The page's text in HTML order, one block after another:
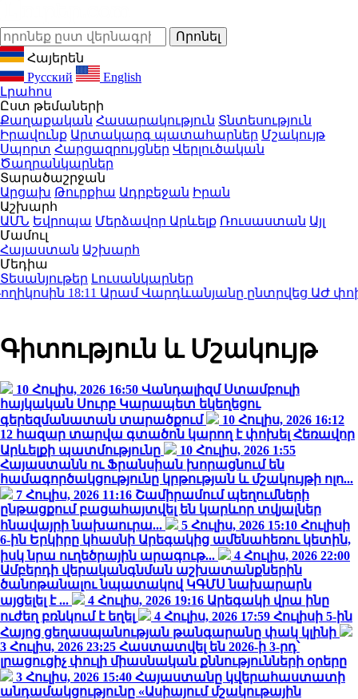
Հայերեն
Русский
English
Լրահոս
Ըստ թեմաների
Քաղաքական Հասարակություն Տնտեսություն
Իրավունք Արտակարգ պատահարներ Մշակույթ
Սպորտ Հարցազրույցներ Վերլուծական
Ծաղրանկարներ
Տարածաշրջան
Արցախ Թուրքիա Ադրբեջան Իրան
Աշխարհ
ԱՄՆ Եվրոպա Մերձավոր Արևելք Ռուսաստան Այլ
Մամուլ
Հայաստան Աշխարհ
Մեդիա
Տեսանյութեր Լուսանկարներ
18:11 Արամ Վարդևանյանը ընտրվեց ԱԺ
Գիտություն և Մշակույթ
10 Հուլիս, 2026 16:50 Վանդալիզմ Ստամբուլի
հայկական Սուրբ Կարապետ եկեղեցու
գերեզմանատան տարածքում
10 Հուլիս, 2026 16:12
12 հազար տարվա գտածոն կարող է փոխել Հեռավոր
Արևելքի պատմությունը
10 Հուլիս, 2026 1:55
Հայաստանն ու Ֆրանսիան խորացնում են
համագործակցությունը կրթության և մշակույթի ոլո...
7 Հուլիս, 2026 11:16 Շամիրամում պեղումների
ընթացքում բացահայտվել են կարևոր տվյալներ
հնավայրի նախաուրա...
5 Հուլիս, 2026 15:10 Հուլիսի
6-ին Երկիրը կհասնի Արեգակից ամենահեռու կետին,
իսկ նրա ուղեծրային արագութ...
4 Հուլիս, 2026 22:00
Ամբերդի վերականգնման աշխատանքներին
ծանոթանալու նպատակով ԿԳՄՍ նախարարն
այցելել է ...
4 Հուլիս, 2026 19:16 Արեգակի վրա ինը
ուժեղ բռնկում է եղել
4 Հուլիս, 2026 17:59 Հուլիսի 5-ին
Հայոց ցեղասպանության թանգարանը փակ կլինի
3 Հուլիս, 2026 23:25 Հաստատվել են 2026-ի 3-րդ՝
լրացուցիչ փուլի միասնական քննությունների օրերը
3 Հուլիս, 2026 15:40 Հայաստանը կվերահաստատի
անդամակցությունը «Ասիայում մշակութային